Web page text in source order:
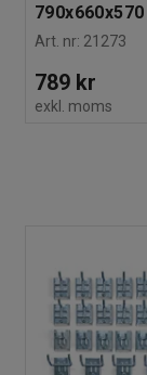
Art. nr: 21273
789 kr
exkl. moms